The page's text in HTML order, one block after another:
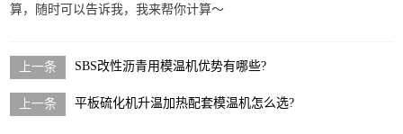
算，随时可以告诉我，我来帮你计算～
SBS改性沥青用模温机优势有哪些?
平板硫化机升温加热配套模温机怎么选?